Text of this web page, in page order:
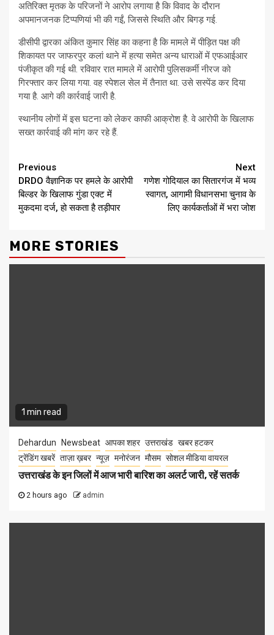
अतिरिक्त मृतक के परिजनों ने आरोप लगाया है कि विवाद के दौरान
अपमानजनक टिप्पणियां भी की गईं, जिससे स्थिति और बिगड़ गई.
डीसीपी द्वारका अंकित कुमार सिंह का कहना है कि मामले में पीड़ित पक्ष की
शिकायत पर जाफरपुर कलां थाने में हत्या समेत अन्य धाराओं में एफआईआर
पंजीकृत की गई थी. रविवार रात मामले में आरोपी पुलिसकर्मी नीरज को
गिरफ्तार कर लिया गया. वह स्पेशल सेल में तैनात था. उसे सस्पेंड कर दिया
गया है. आगे की कार्रवाई जारी है.
स्थानीय लोगों में इस घटना को लेकर काफी आक्रोश है. वे आरोपी के खिलाफ
सख्त कार्रवाई की मांग कर रहे हैं.
Continue
Reading
Previous
DRDO वैज्ञानिक पर हमले के आरोपी
बिल्डर के खिलाफ गुंडा एक्ट में
मुकदमा दर्ज, हो सकता है तड़ीपार
Next
गणेश गोदियाल का सितारगंज में भव्य
स्वागत, आगामी विधानसभा चुनाव के
लिए कार्यकर्ताओं में भरा जोश
MORE STORIES
1 min read
Dehardun Newsbeat आपका शहर उत्तराखंड खबर हटकर
ट्रेंडिंग खबरें ताज़ा ख़बर न्यूज़ मनोरंजन मौसम सोशल मीडिया वायरल
उत्तराखंड के इन जिलों में आज भारी बारिश का अलर्ट जारी, रहें सतर्क
2 hours ago admin